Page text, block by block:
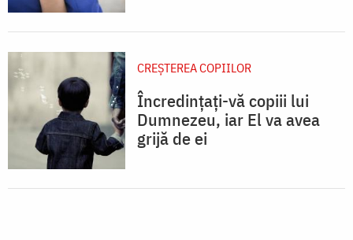
CREŞTEREA COPIILOR
Încredințați-vă copiii lui
Dumnezeu, iar El va avea
grijă de ei